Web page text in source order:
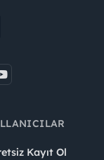
Kayıt Ol